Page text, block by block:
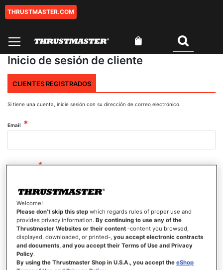
THRUSTMASTER.COM
Inicio de sesión de cliente
CLIENTES REGISTRADOS
Si tiene una cuenta, inicie sesión con su dirección de correo electrónico.
Email
Contraseña
Mostrar contraseña
INICIAR SESIÓN
Welcome!
Please don’t skip this step which regards rules of proper use and
provides privacy information.By continuing to use any of the
Thrustmaster Websites or their content -content you browsed,
displayed, downloaded, or printed-,you accept electronic contracts
and documents, and you accept their Terms of Use and Privacy
Policy.
By using the Thrustmaster Shop in U.S.A., you accept theeShop